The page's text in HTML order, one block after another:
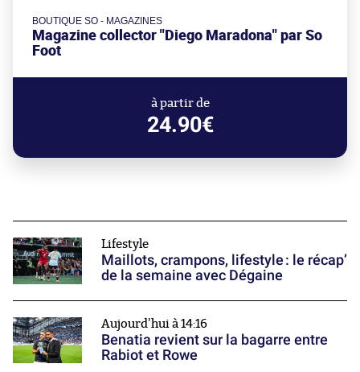
BOUTIQUE SO - MAGAZINES
Magazine collector "Diego Maradona" par So
Foot
à partir de
24.90€
Lifestyle
Maillots, crampons, lifestyle : le récap’
de la semaine avec Dégaine
Aujourd'hui à 14:16
Benatia revient sur la bagarre entre
Rabiot et Rowe